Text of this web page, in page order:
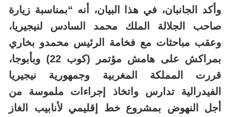
صاحب الجلالة الملك محمد السادس لنيجيريا،
وعقب مباحثات مع فخامة الرئيس محمدو بخاري
بمراكش على هامش مؤتمر (كوب 22) وبأبوجا،
قررت المملكة المغربية وجمهورية نيجيريا
الفيدرالية تدارس واتخاذ إجراءات ملموسة من
أجل النهوض بمشروع خط إقليمي لأنابيب الغاز
سيربط موارد الغاز لنيجيريا والعديد من بلدان